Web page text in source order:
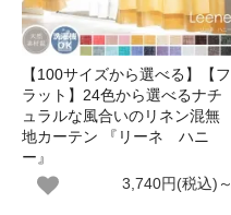
【100サイズから選べる】【フ
ラット】24色から選べるナチ
ュラルな風合いのリネン混無
地カーテン 『リーネ ハニ
ー』
3,740円(税込)～